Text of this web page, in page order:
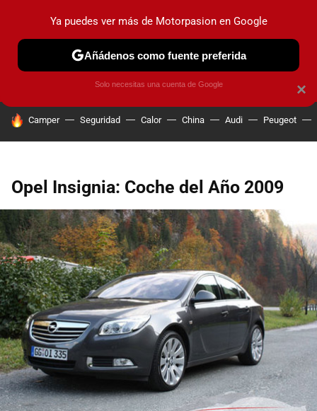
PRUEBAS COCHES ELÉCTRICOS OBSERVATORIO
HOY SE HABLA DE
Camper Seguridad Calor China Audi Peugeot
Opel Insignia: Coche del Año 2009
×
Ya puedes ver más de Motorpasion en Google
Añádenos como fuente preferida
Solo necesitas una cuenta de Google